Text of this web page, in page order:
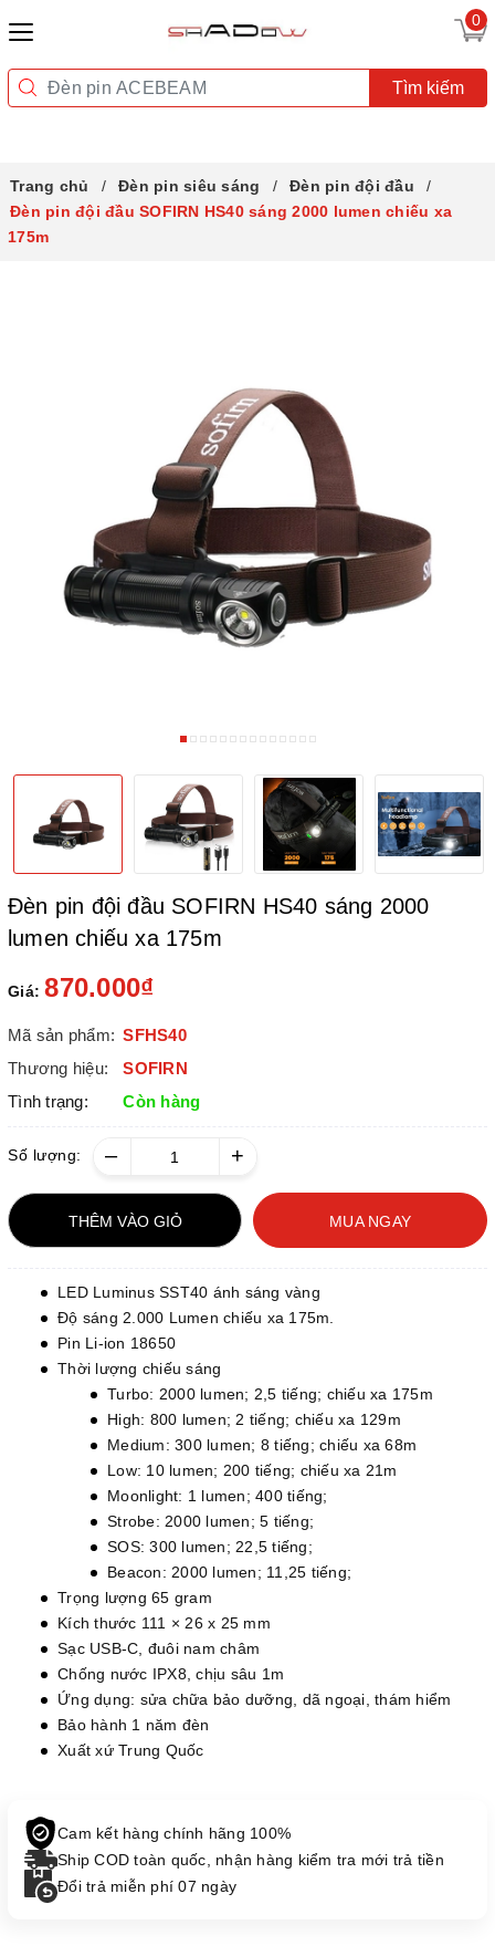
0
Tìm kiếm
Trang chủ Đèn pin siêu sáng
Đèn pin đội đầu
Đèn pin đội đầu SOFIRN HS40 sáng 2000 lumen chiếu xa
175m
Đèn pin đội đầu SOFIRN HS40 sáng 2000
lumen chiếu xa 175m
Giá: 870.000₫
Mã sản phẩm: SFHS40
Thương hiệu:
SOFIRN
Tình trạng:
Còn hàng
Số lượng: – +
THÊM VÀO GIỎ MUA NGAY
LED Luminus SST40 ánh sáng vàng
Độ sáng 2.000 Lumen chiếu xa 175m.
Pin Li-ion 18650
Thời lượng chiếu sáng
Turbo: 2000 lumen; 2,5 tiếng; chiếu xa 175m
High: 800 lumen; 2 tiếng; chiếu xa 129m
Medium: 300 lumen; 8 tiếng; chiếu xa 68m
Low: 10 lumen; 200 tiếng; chiếu xa 21m
Moonlight: 1 lumen; 400 tiếng;
Strobe: 2000 lumen; 5 tiếng;
SOS: 300 lumen; 22,5 tiếng;
Beacon: 2000 lumen; 11,25 tiếng;
Trọng lượng 65 gram
Kích thước 111 × 26 x 25 mm
Sạc USB-C, đuôi nam châm
Chống nước IPX8, chịu sâu 1m
Ứng dụng: sửa chữa bảo dưỡng, dã ngoại, thám hiểm
Bảo hành 1 năm đèn
Xuất xứ Trung Quốc
Cam kết hàng chính hãng 100%
Ship COD toàn quốc, nhận hàng kiểm tra mới trả tiền
Đổi trả miễn phí 07 ngày